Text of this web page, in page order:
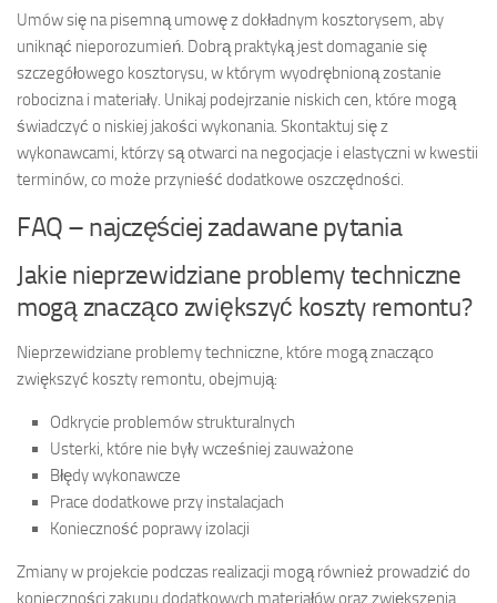
Umów się na pisemną umowę z dokładnym kosztorysem, aby
uniknąć nieporozumień. Dobrą praktyką jest domaganie się
szczegółowego kosztorysu, w którym wyodrębnioną zostanie
robocizna i materiały. Unikaj podejrzanie niskich cen, które mogą
świadczyć o niskiej jakości wykonania. Skontaktuj się z
wykonawcami, którzy są otwarci na negocjacje i elastyczni w kwestii
terminów, co może przynieść dodatkowe oszczędności.
FAQ – najczęściej zadawane pytania
Jakie nieprzewidziane problemy techniczne
mogą znacząco zwiększyć koszty remontu?
Nieprzewidziane problemy techniczne, które mogą znacząco
zwiększyć koszty remontu, obejmują:
Odkrycie problemów strukturalnych
Usterki, które nie były wcześniej zauważone
Błędy wykonawcze
Prace dodatkowe przy instalacjach
Konieczność poprawy izolacji
Zmiany w projekcie podczas realizacji mogą również prowadzić do
konieczności zakupu dodatkowych materiałów oraz zwiększenia